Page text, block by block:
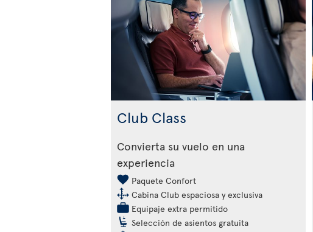
Club Class
Convierta su vuelo en una
experiencia
Paquete Confort
Cabina Club espaciosa y exclusiva
Equipaje extra permitido
Selección de asientos gratuita